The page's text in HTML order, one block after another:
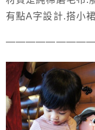
有點A字設計.搭小